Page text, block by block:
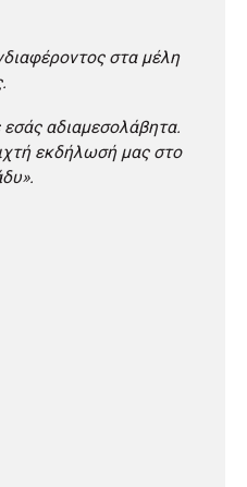
στα μέλη
αδιαμεσολάβητα.
εκδήλωσή μας στο